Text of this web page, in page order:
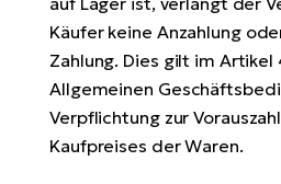
Käufer keine Anzahlung
Zahlung. Dies gilt im Artikel
Allgemeinen
Verpflichtung zur
Kaufpreises der Waren.